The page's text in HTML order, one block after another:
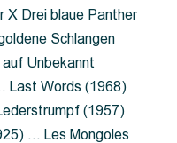
Drei blaue Panther
Schlangen
Unbekannt
Last Words (1968)
(1957)
… Les Mongoles